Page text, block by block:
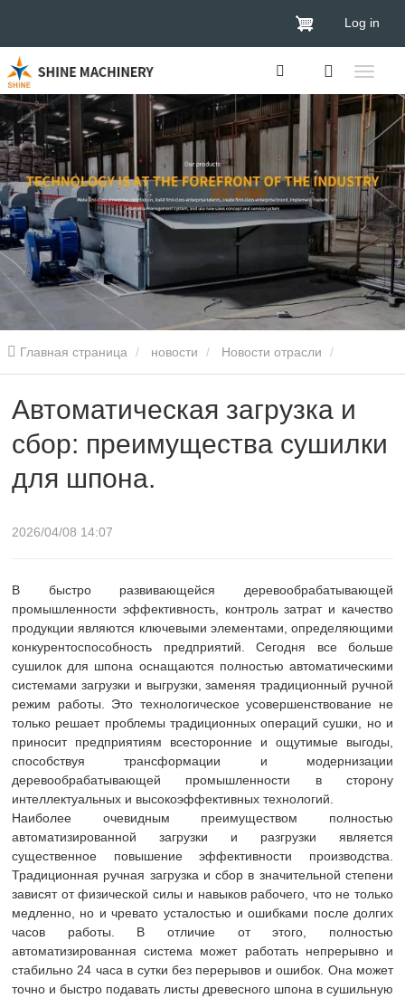
Log in
Главная страница новости Новости отрасли
шпона.
Автоматическая загрузка и
сбор: преимущества сушилки
для шпона.
2026/04/08 14:07
В быстро развивающейся деревообрабатывающей
промышленности эффективность, контроль затрат и качество
продукции являются ключевыми элементами, определяющими
конкурентоспособность предприятий. Сегодня все больше
сушилок для шпона оснащаются полностью автоматическими
системами загрузки и выгрузки, заменяя традиционный ручной
режим работы. Это технологическое усовершенствование не
только решает проблемы традиционных операций сушки, но и
приносит предприятиям всесторонние и ощутимые выгоды,
способствуя трансформации и модернизации
деревообрабатывающей промышленности в сторону
интеллектуальных и высокоэффективных технологий.
Наиболее очевидным преимуществом полностью
автоматизированной загрузки и разгрузки является
существенное повышение эффективности производства.
Традиционная ручная загрузка и сбор в значительной степени
зависят от физической силы и навыков рабочего, что не только
медленно, но и чревато усталостью и ошибками после долгих
часов работы. В отличие от этого, полностью
автоматизированная система может работать непрерывно и
стабильно 24 часа в сутки без перерывов и ошибок. Она может
точно и быстро подавать листы древесного шпона в сушильную